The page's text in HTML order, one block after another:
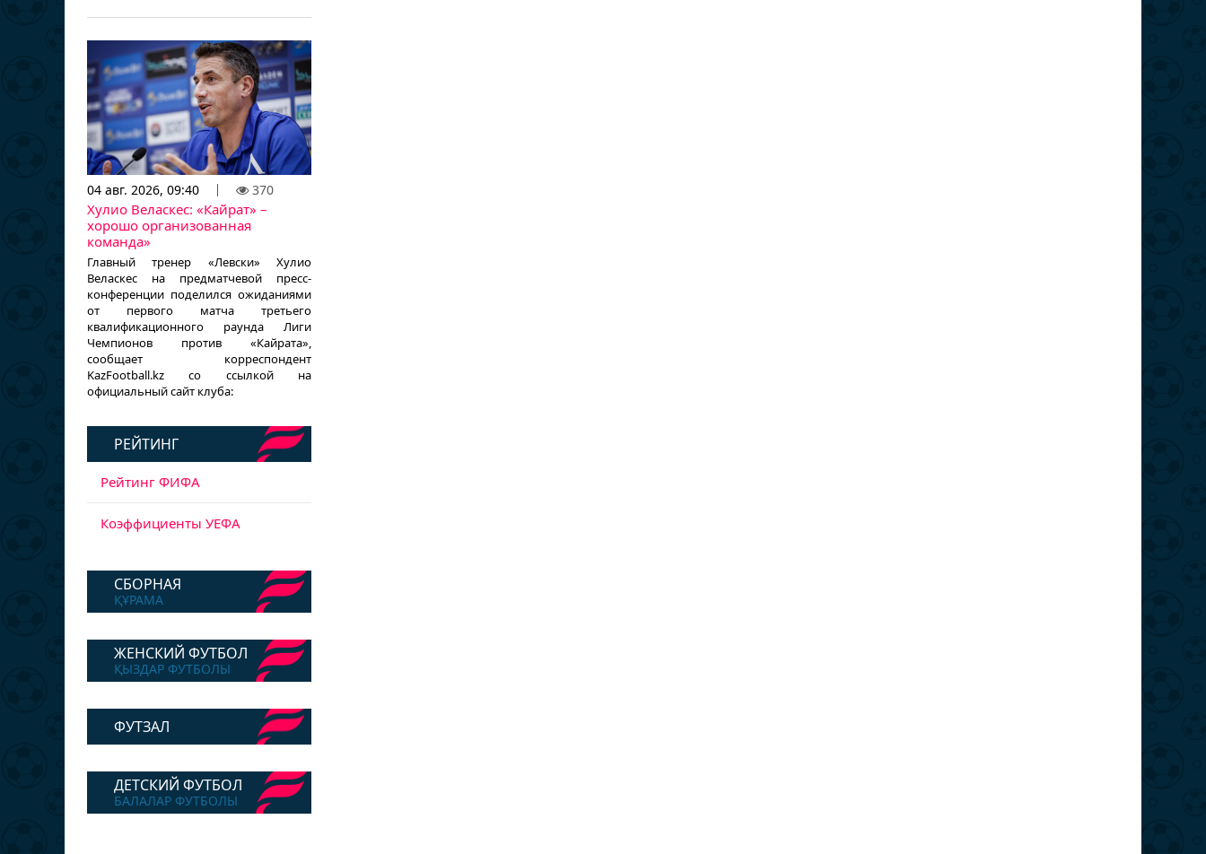
04 авг. 2026, 09:40 370
Хулио Веласкес: «Кайрат» –
хорошо организованная
команда»
Главный тренер «Левски» Хулио
Веласкес на предматчевой пресс-
конференции поделился ожиданиями
от первого матча третьего
квалификационного раунда Лиги
Чемпионов против «Кайрата»,
сообщает корреспондент
KazFootball.kz со ссылкой на
официальный сайт клуба:
РЕЙТИНГ
Рейтинг ФИФА
Коэффициенты УЕФА
СБОРНАЯ
ҚҰРАМА
ЖЕНСКИЙ ФУТБОЛ
ҚЫЗДАР ФУТБОЛЫ
ФУТЗАЛ
ДЕТСКИЙ ФУТБОЛ
БАЛАЛАР ФУТБОЛЫ